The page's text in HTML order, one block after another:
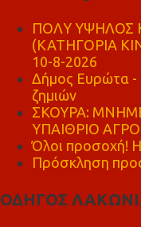
ΠΟΛΥ ΥΨΗΛΟΣ
(ΚΑΤΗΓΟΡΙΑ
10-8-2026
Δήμος Ευρώτα -
ζημιών
ΣΚΟΥΡΑ:
ΥΠΑΙΘΡΙΟ
Όλοι προσοχή!
Πρόσκληση
ΟΔΗΓΟΣ